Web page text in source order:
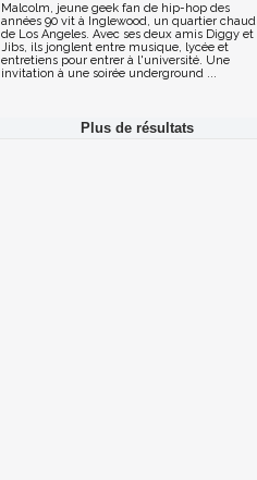
Malcolm, jeune geek fan de hip-hop des
années 90 vit à Inglewood, un quartier chaud
de Los Angeles. Avec ses deux amis Diggy et
Jibs, ils jonglent entre musique, lycée et
entretiens pour entrer à l'université. Une
invitation à une soirée underground ...